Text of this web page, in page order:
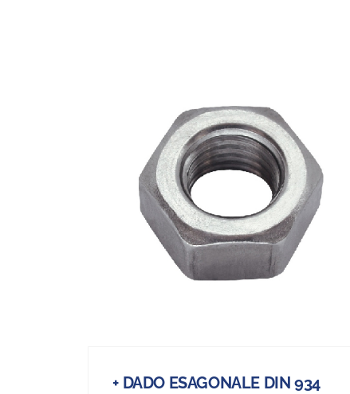
+ DADO ESAGONALE DIN 934